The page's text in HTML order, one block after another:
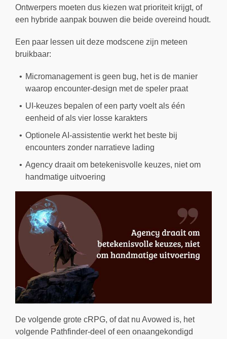
Ontwerpers moeten dus kiezen wat prioriteit krijgt, of
een hybride aanpak bouwen die beide overeind houdt.
Een paar lessen uit deze modscene zijn meteen
bruikbaar:
Micromanagement is geen bug, het is de manier
waarop encounter-design met de speler praat
UI-keuzes bepalen of een party voelt als één
eenheid of als vier losse karakters
Optionele AI-assistentie werkt het beste bij
encounters zonder narratieve lading
Agency draait om betekenisvolle keuzes, niet om
handmatige uitvoering
De volgende grote cRPG, of dat nu Avowed is, het
volgende Pathfinder-deel of een onaangekondigd